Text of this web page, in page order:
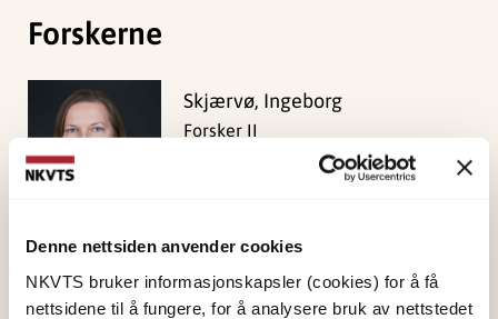
Denne nettsiden anvender cookies
NKVTS bruker informasjonskapsler (cookies) for å få
nettsidene til å fungere, for å analysere bruk av nettstedet
Forskerne
Skjærvø, Ingeborg
Forsker II
Publisert:19. mars 2026